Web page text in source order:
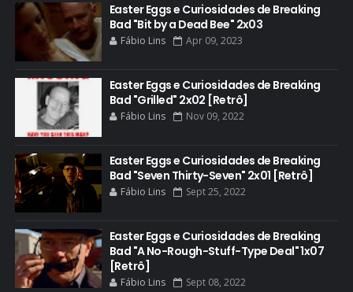
CURIOSIDADES
DGA AWARDS
DVD
DEAN NORRIS
DOCUMENTÁRIO
DOS HOMBRES MEZCAL
EASTER EGGS
EDITORIAL
EL CAMINO
ELECTRIC DREAMS
ELENCO 5ª TEMPORADA
Easter Eggs e Curiosidades de Breaking
Bad "Bit by a Dead Bee" 2x03
Fábio Lins Apr 09, 2023
Easter Eggs e Curiosidades de Breaking
Bad "Grilled" 2x02 [Retrô]
Fábio Lins Nov 09, 2022
Easter Eggs e Curiosidades de Breaking
Bad "Seven Thirty-Seven" 2x01 [Retrô]
Fábio Lins Sept 25, 2022
Easter Eggs e Curiosidades de Breaking
Bad "A No-Rough-Stuff-Type Deal" 1x07
[Retrô]
Fábio Lins Sept 08, 2022